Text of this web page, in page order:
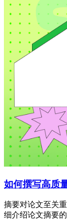
如何撰写高质
摘要对论文至关
细介绍论文摘要